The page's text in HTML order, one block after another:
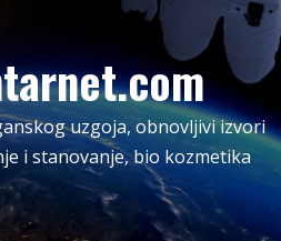
uzgoja, obnovljivi izvori
i stanovanje, bio kozmetika